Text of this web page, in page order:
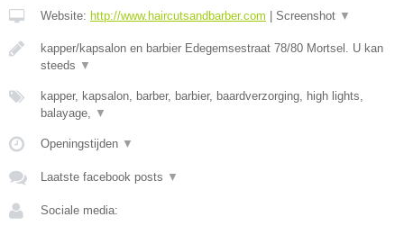
Website: http://www.haircutsandbarber.com Screenshot ▼
kapper/kapsalon en barbier Edegemsestraat 78/80 Mortsel. U kan
steeds ▼
kapper, kapsalon, barber, barbier, baardverzorging, high lights,
balayage, ▼
Openingstijden ▼
Laatste facebook posts ▼
Sociale media: